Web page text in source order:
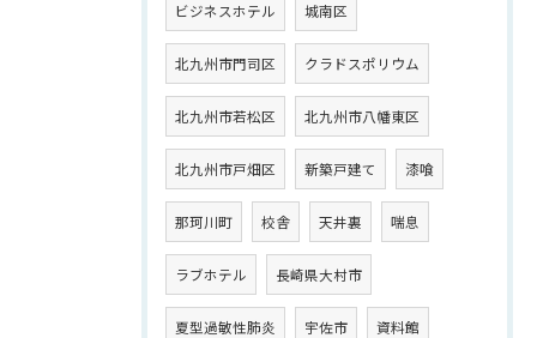
ビジネスホテル 城南区
北九州市門司区 クラドスポリウム
北九州市若松区 北九州市八幡東区
北九州市戸畑区 新築戸建て 漆喰
那珂川町 校舎 天井裏 喘息
ラブホテル 長崎県大村市
夏型過敏性肺炎 宇佐市 資料館